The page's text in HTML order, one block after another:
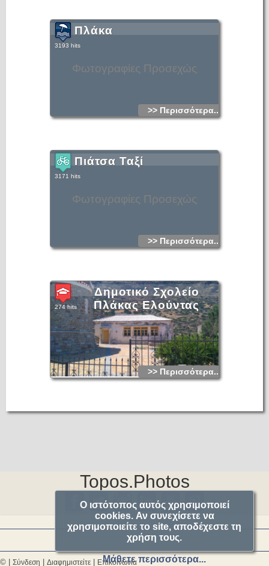
Φωτογραφίες Προσεχώς
Πλάκα
3193 hits
>> Περισσότερα...
Φωτογραφίες Προσεχώς
Πιάτσα Ταξί
3171 hits
>> Περισσότερα...
Δημοτικό Σχολείο
Πλάκας Ελούντας
274 hits
>> Περισσότερα...
Topos.Photos
© | Σύνδεση Διαφημιστείτε Επικοινωνία
Ο ιστότοπος αυτός χρησιμοποιεί
cookies. Αν συνεχίσετε να
χρησιμοποιείτε το site, αποδέχεστε τη
χρήση τους.
Μάθετε περισσότερα...